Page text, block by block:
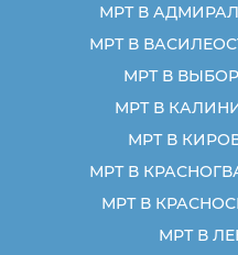
МРТ В
МРТ В
МРТ В
МРТ В
МРТ В
МРТ В
МРТ В
МРТ В